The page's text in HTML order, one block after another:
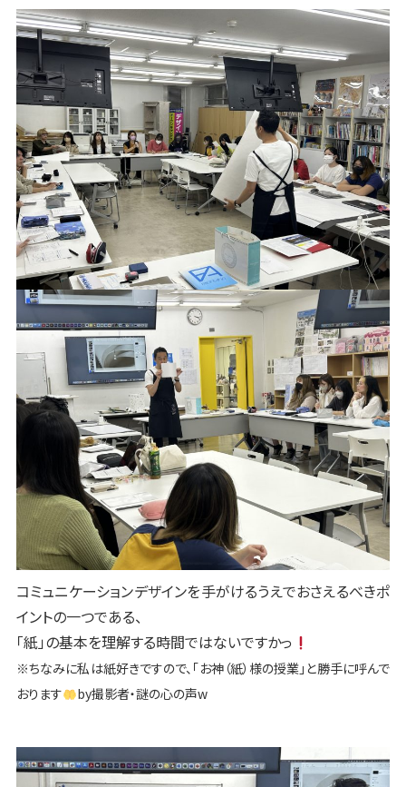
コミュニケーションデザインを手がけるうえでおさえるべきポ
イントの一つである、
「紙」の基本を理解する時間ではないですかっ
※ちなみに私は紙好きですので、「お神（紙）様の授業」と勝手に呼んで
おります
by撮影者・謎の心の声w